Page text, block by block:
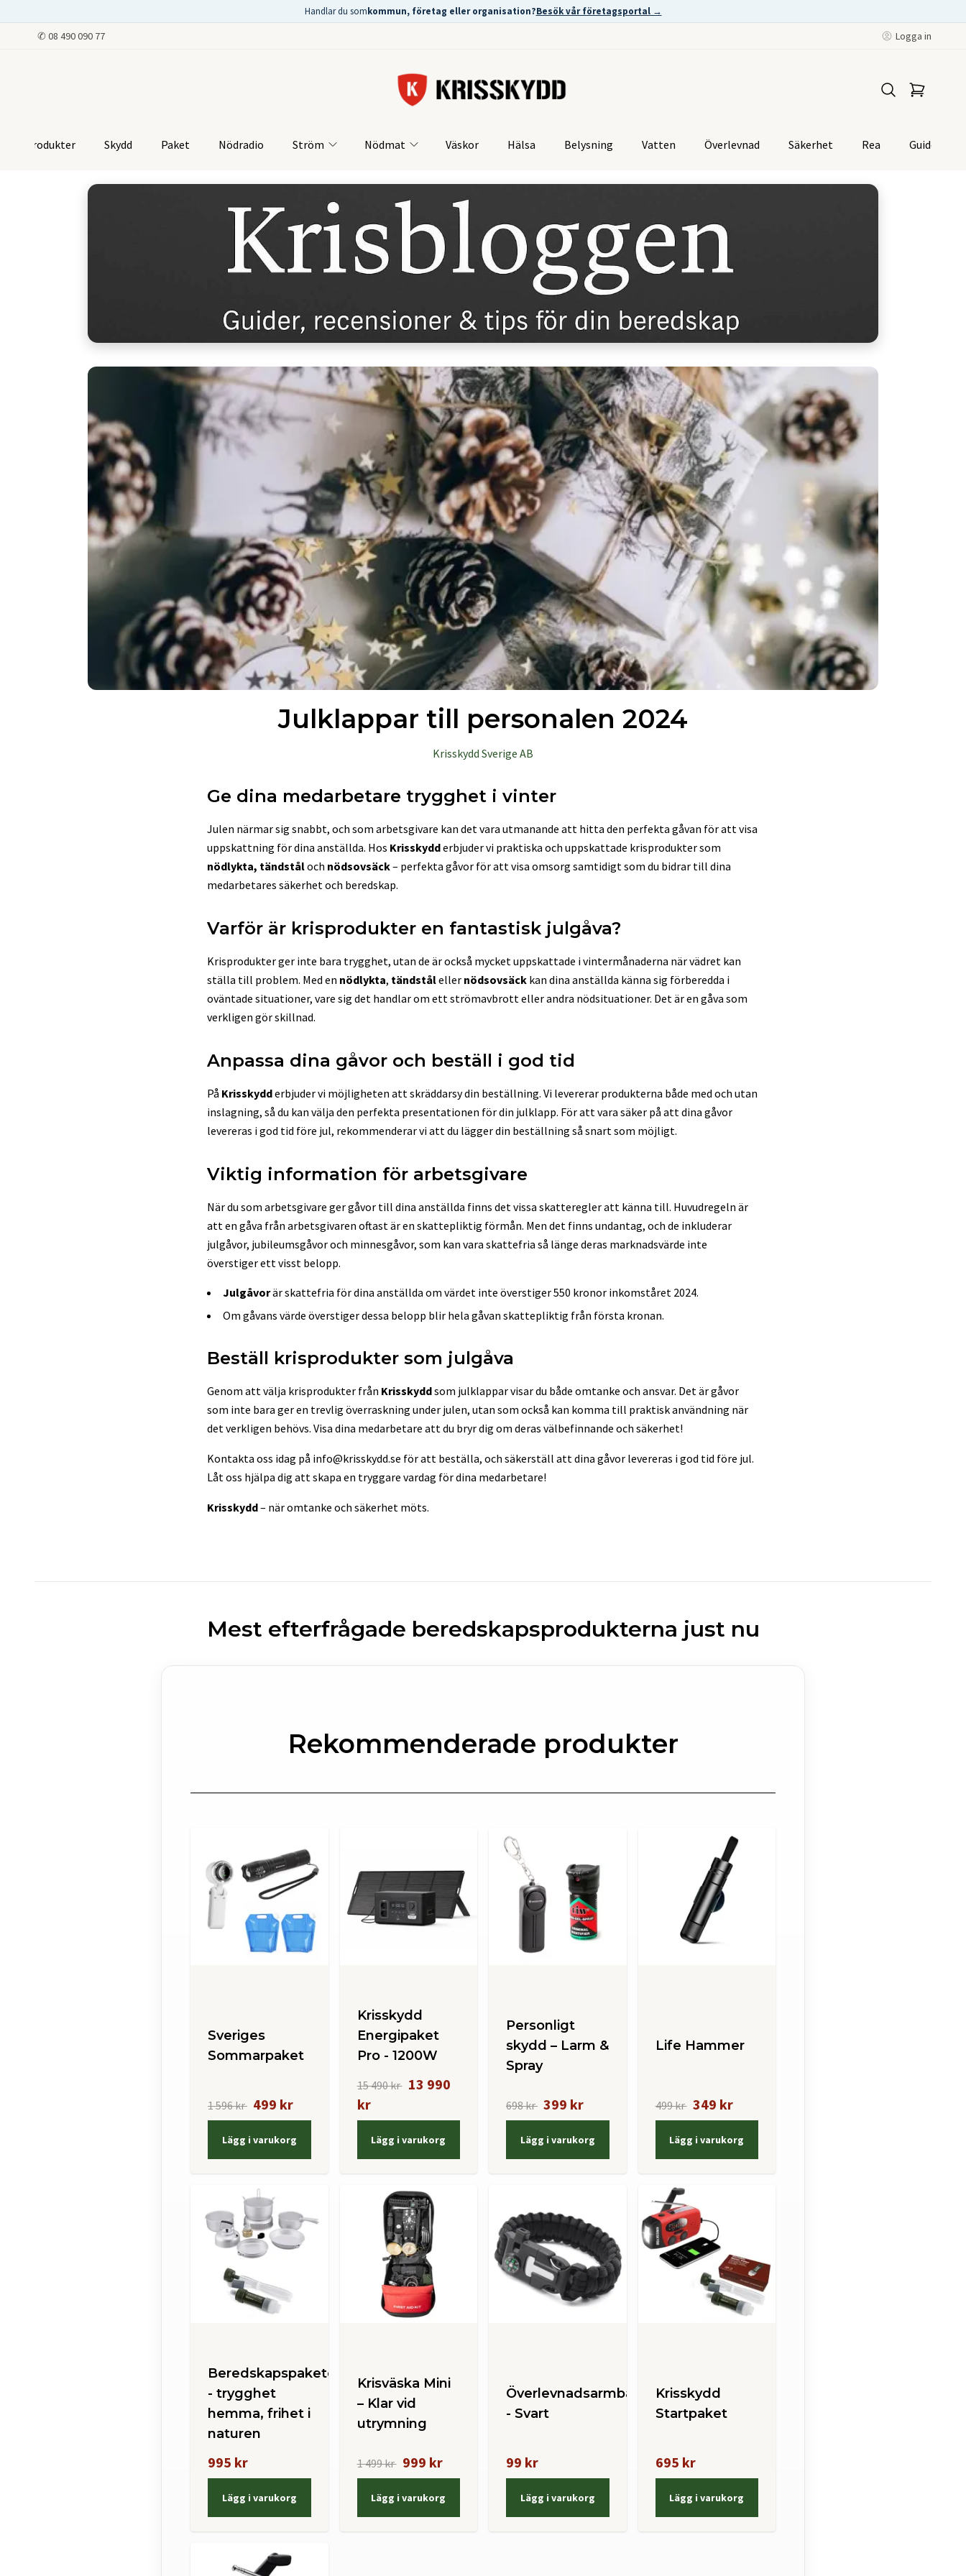
Handlar du somkommun, företag eller organisation?Besök vår företagsportal →
✆ 08 490 090 77 Logga in
Produkter Skydd Paket Nödradio Ström Nödmat Väskor Hälsa Belysning Vatten Överlevnad Säkerhet Rea Guider
Julklappar till personalen 2024
Krisskydd Sverige AB
Ge dina medarbetare trygghet i vinter
Julen närmar sig snabbt, och som arbetsgivare kan det vara utmanande att hitta den perfekta gåvan för att visa
uppskattning för dina anställda. Hos Krisskydderbjuder vi praktiska och uppskattade krisprodukter som
nödlykta, tändståloch nödsovsäck– perfekta gåvor för att visa omsorg samtidigt som du bidrar till dina
medarbetares säkerhet och beredskap.
Varför är krisprodukter en fantastisk julgåva?
Krisprodukter ger inte bara trygghet, utan de är också mycket uppskattade i vintermånaderna när vädret kan
ställa till problem. Med en nödlykta, tändståleller nödsovsäck kan dina anställda känna sig förberedda i
oväntade situationer, vare sig det handlar om ett strömavbrott eller andra nödsituationer. Det är en gåva som
verkligen gör skillnad.
Anpassa dina gåvor och beställ i god tid
På Krisskydderbjuder vi möjligheten att skräddarsy din beställning. Vi levererar produkterna både med och utan
inslagning, så du kan välja den perfekta presentationen för din julklapp. För att vara säker på att dina gåvor
levereras i god tid före jul, rekommenderar vi att du lägger din beställning så snart som möjligt.
Viktig information för arbetsgivare
När du som arbetsgivare ger gåvor till dina anställda finns det vissa skatteregler att känna till. Huvudregeln är
att en gåva från arbetsgivaren oftast är en skattepliktig förmån. Men det finns undantag, och de inkluderar
julgåvor, jubileumsgåvor och minnesgåvor, som kan vara skattefria så länge deras marknadsvärde inte
överstiger ett visst belopp.
Julgåvorär skattefria för dina anställda om värdet inte överstiger 550 kronor inkomståret 2024.
Om gåvans värde överstiger dessa belopp blir hela gåvan skattepliktig från första kronan.
Beställ krisprodukter som julgåva
Genom att välja krisprodukter från Krisskyddsom julklappar visar du både omtanke och ansvar. Det är gåvor
som inte bara ger en trevlig överraskning under julen, utan som också kan komma till praktisk användning när
det verkligen behövs. Visa dina medarbetare att du bryr dig om deras välbefinnande och säkerhet!
Kontakta oss idag på info@krisskydd.se för att beställa, och säkerställ att dina gåvor levereras i god tid före jul.
Låt oss hjälpa dig att skapa en tryggare vardag för dina medarbetare!
Krisskydd– när omtanke och säkerhet möts.
Mest efterfrågade beredskapsprodukterna just nu
Rekommenderade produkter
Sveriges
Sommarpaket
1 596 kr 499 kr
Lägg i varukorg
Krisskydd
Energipaket
Pro - 1200W
15 490 kr 13 990
kr
Lägg i varukorg
Personligt
skydd – Larm &
Spray
698 kr 399 kr
Lägg i varukorg
Life Hammer
499 kr 349 kr
Lägg i varukorg
Beredskapspaketet
- trygghet
hemma, frihet i
naturen
995 kr
Lägg i varukorg
Krisväska Mini
– Klar vid
utrymning
1 499 kr 999 kr
Lägg i varukorg
Överlevnadsarmband
- Svart
99 kr
Lägg i varukorg
Krisskydd
Startpaket
695 kr
Lägg i varukorg